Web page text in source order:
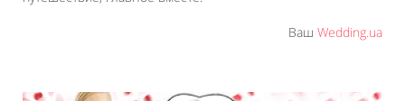
Ваш Wedding.ua